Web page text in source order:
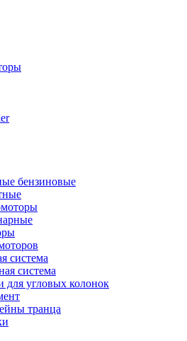
бензиновые
система
система
для угловых колонок
транца